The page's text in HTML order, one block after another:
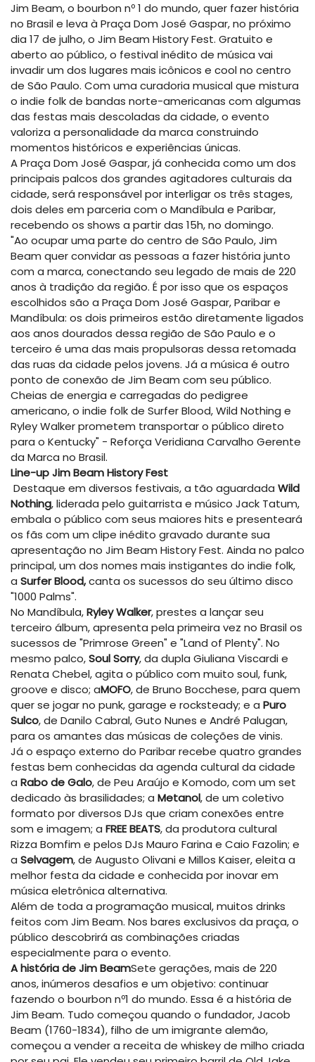
Jim Beam, o bourbon nº 1 do mundo, quer fazer história
no Brasil e leva à Praça Dom José Gaspar, no próximo
dia 17 de julho, o Jim Beam History Fest. Gratuito e
aberto ao público, o festival inédito de música vai
invadir um dos lugares mais icônicos e cool no centro
de São Paulo. Com uma curadoria musical que mistura
o indie folk de bandas norte-americanas com algumas
das festas mais descoladas da cidade, o evento
valoriza a personalidade da marca construindo
momentos históricos e experiências únicas.
A Praça Dom José Gaspar, já conhecida como um dos
principais palcos dos grandes agitadores culturais da
cidade, será responsável por interligar os três stages,
dois deles em parceria com o Mandíbula e Paribar,
recebendo os shows a partir das 15h, no domingo.
"Ao ocupar uma parte do centro de São Paulo, Jim
Beam quer convidar as pessoas a fazer história junto
com a marca, conectando seu legado de mais de 220
anos à tradição da região. É por isso que os espaços
escolhidos são a Praça Dom José Gaspar, Paribar e
Mandíbula: os dois primeiros estão diretamente ligados
aos anos dourados dessa região de São Paulo e o
terceiro é uma das mais propulsoras dessa retomada
das ruas da cidade pelos jovens. Já a música é outro
ponto de conexão de Jim Beam com seu público.
Cheias de energia e carregadas do pedigree
americano, o indie folk de Surfer Blood, Wild Nothing e
Ryley Walker prometem transportar o público direto
para o Kentucky" - Reforça Veridiana Carvalho Gerente
da Marca no Brasil.
Line-up Jim Beam History Fest
Destaque em diversos festivais, a tão aguardada Wild
Nothing, liderada pelo guitarrista e músico Jack Tatum,
embala o público com seus maiores hits e presenteará
os fãs com um clipe inédito gravado durante sua
apresentação no Jim Beam History Fest. Ainda no palco
principal, um dos nomes mais instigantes do indie folk,
a Surfer Blood,canta os sucessos do seu último disco
"1000 Palms".
No Mandíbula,Ryley Walker, prestes a lançar seu
terceiro álbum, apresenta pela primeira vez no Brasil os
sucessos de "Primrose Green" e "Land of Plenty". No
mesmo palco,Soul Sorry, da dupla Giuliana Viscardi e
Renata Chebel, agita o público com muito soul, funk,
groove e disco; aMOFO, de Bruno Bocchese, para quem
quer se jogar no punk, garage e rocksteady; e a Puro
Sulco, de Danilo Cabral, Guto Nunes e André Palugan,
para os amantes das músicas de coleções de vinis.
Já o espaço externo do Paribar recebe quatro grandes
festas bem conhecidas da agenda cultural da cidade
a Rabo de Galo, de Peu Araújo e Komodo, com um set
dedicado às brasilidades; a Metanol, de um coletivo
formato por diversos DJs que criam conexões entre
som e imagem; a FREE BEATS, da produtora cultural
Rizza Bomfim e pelos DJs Mauro Farina e Caio Fazolin; e
a Selvagem, de Augusto Olivani e Millos Kaiser, eleita a
melhor festa da cidade e conhecida por inovar em
música eletrônica alternativa.
Além de toda a programação musical, muitos drinks
feitos com Jim Beam. Nos bares exclusivos da praça, o
público descobrirá as combinações criadas
especialmente para o evento.
A história de Jim BeamSete gerações, mais de 220
anos, inúmeros desafios e um objetivo: continuar
fazendo o bourbon nº1 do mundo. Essa é a história de
Jim Beam. Tudo começou quando o fundador, Jacob
Beam (1760-1834), filho de um imigrante alemão,
começou a vender a receita de whiskey de milho criada